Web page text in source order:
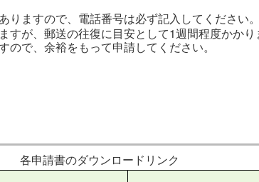
りますので、電話番号は必ず記入してください
すが、郵送の往復に目安として1週間程度かか
で、余裕をもって申請してください。
各申請書のダウンロードリンク